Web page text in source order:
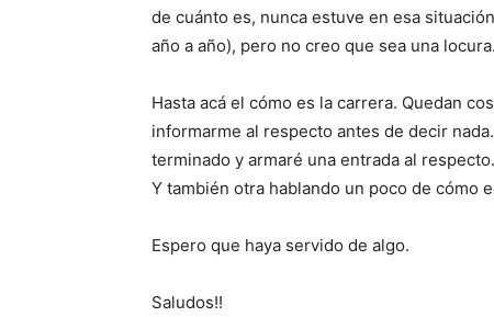
de cuánto es, nunca estuve en esa
año a año), pero no creo que sea una
Hasta acá el cómo es la carrera. Quedan
informarme al respecto antes de decir
terminado y armaré una entrada al respecto.
Y también otra hablando un poco de cómo
Espero que haya servido de algo.
Saludos!!